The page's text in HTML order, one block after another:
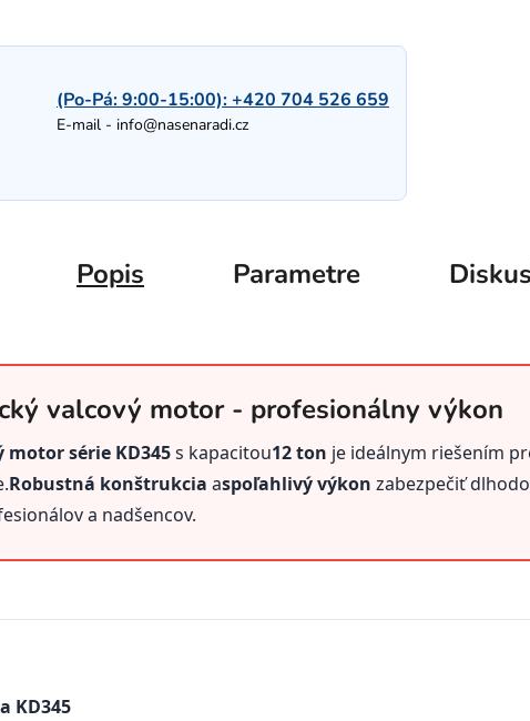
(Po-Pá: 9:00-15:00):+420 704 526 659
E-mail - info@nasenaradi.cz
Popis Parametre
valcový motor - profesionálny výkon
série KD345s kapacitou12 ton je ideálnym riešením
Robustná konštrukcia aspoľahlivý výkon zabezpečiť
a nadšencov.
KD345